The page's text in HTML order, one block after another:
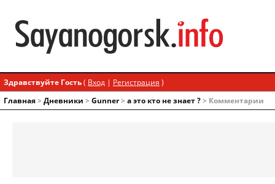
Здравствуйте Гость( Вход | Регистрация )
Главная> Дневники > Gunner> а это кто не знает ?> Комментарии